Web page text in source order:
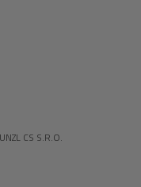
CS S.R.O.